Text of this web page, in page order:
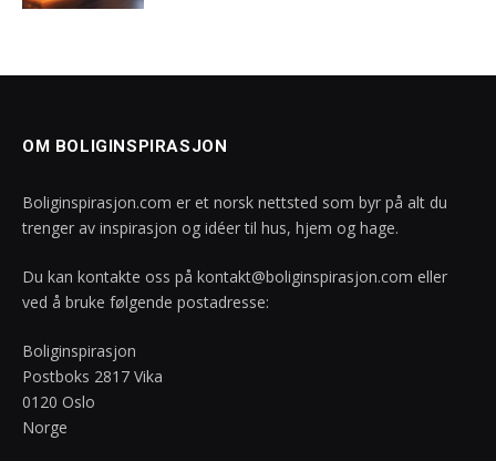
OM BOLIGINSPIRASJON
Boliginspirasjon.com er et norsk nettsted som byr på alt du
trenger av inspirasjon og idéer til hus, hjem og hage.
Du kan kontakte oss på kontakt@boliginspirasjon.com eller
ved å bruke følgende postadresse:
Boliginspirasjon
Postboks 2817 Vika
0120 Oslo
Norge